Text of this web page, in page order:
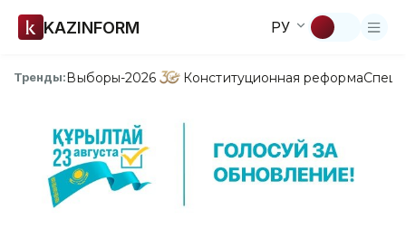
KAZINFORM РУ
Тренды:Выборы-2026 Конституционная реформа